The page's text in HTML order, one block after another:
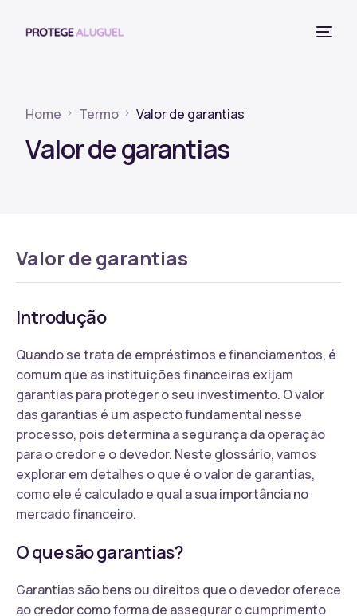
Home Termo Valor de garantias
Valor de garantias
Valor de garantias
Introdução
Quando se trata de empréstimos e financiamentos, é
comum que as instituições financeiras exijam
garantias para proteger o seu investimento. O valor
das garantias é um aspecto fundamental nesse
processo, pois determina a segurança da operação
para o credor e o devedor. Neste glossário, vamos
explorar em detalhes o que é o valor de garantias,
como ele é calculado e qual a sua importância no
mercado financeiro.
O que são garantias?
Garantias são bens ou direitos que o devedor oferece
ao credor como forma de assegurar o cumprimento